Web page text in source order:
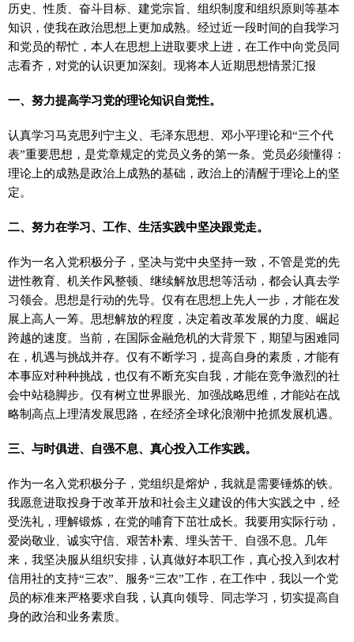
历史、性质、奋斗目标、建党宗旨、组织制度和组织原则等基本
知识，使我在政治思想上更加成熟。经过近一段时间的自我学习
和党员的帮忙，本人在思想上进取要求上进，在工作中向党员同
志看齐，对党的认识更加深刻。现将本人近期思想情景汇报
一、努力提高学习党的理论知识自觉性。
认真学习马克思列宁主义、毛泽东思想、邓小平理论和“三个代
表”重要思想，是党章规定的党员义务的第一条。党员必须懂得：
理论上的成熟是政治上成熟的基础，政治上的清醒于理论上的坚
定。
二、努力在学习、工作、生活实践中坚决跟党走。
作为一名入党积极分子，坚决与党中央坚持一致，不管是党的先
进性教育、机关作风整顿、继续解放思想等活动，都会认真去学
习领会。思想是行动的先导。仅有在思想上先人一步，才能在发
展上高人一筹。思想解放的程度，决定着改革发展的力度、崛起
跨越的速度。当前，在国际金融危机的大背景下，期望与困难同
在，机遇与挑战并存。仅有不断学习，提高自身的素质，才能有
本事应对种种挑战，也仅有不断充实自我，才能在竞争激烈的社
会中站稳脚步。仅有树立世界眼光、加强战略思维，才能站在战
略制高点上理清发展思路，在经济全球化浪潮中抢抓发展机遇。
三、与时俱进、自强不息、真心投入工作实践。
作为一名入党积极分子，党组织是熔炉，我就是需要锤炼的铁。
我愿意进取投身于改革开放和社会主义建设的伟大实践之中，经
受洗礼，理解锻炼，在党的哺育下茁壮成长。我要用实际行动，
爱岗敬业、诚实守信、艰苦朴素、埋头苦干、自强不息。几年
来，我坚决服从组织安排，认真做好本职工作，真心投入到农村
信用社的支持“三农”、服务“三农”工作，在工作中，我以一个党
员的标准来严格要求自我，认真向领导、同志学习，切实提高自
身的政治和业务素质。